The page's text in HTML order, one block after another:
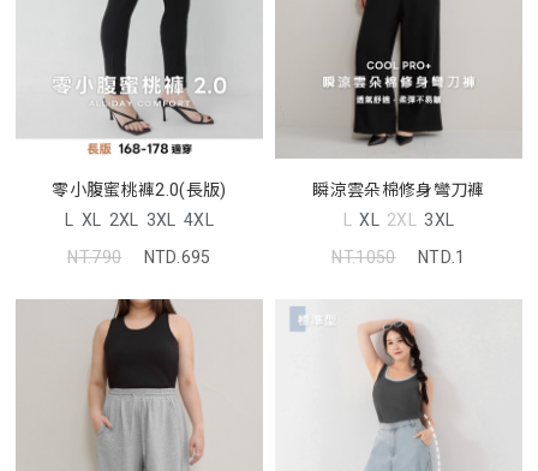
零小腹蜜桃褲2.0(長版)
L XL 2XL 3XL 4XL
NT.790
NTD.695
瞬涼雲朵棉修身彎刀褲
L XL 2XL 3XL
NT.1050
NTD.1